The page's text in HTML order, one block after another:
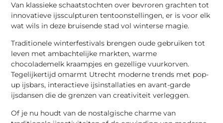
Van klassieke schaatstochten over bevroren grachten tot
innovatieve ijssculpturen tentoonstellingen, er is voor elk
wat wils in deze bruisende stad vol winterse magie.
Traditionele winterfestivals brengen oude gebruiken tot
leven met ambachtelijke markten, warme
chocolademelk kraampjes en gezellige vuurkorven.
Tegelijkertijd omarmt Utrecht moderne trends met pop-
up ijsbars, interactieve ijsinstallaties en avant-garde
ijsdansen die de grenzen van creativiteit verleggen.
Of je nu houdt van de nostalgische charme van